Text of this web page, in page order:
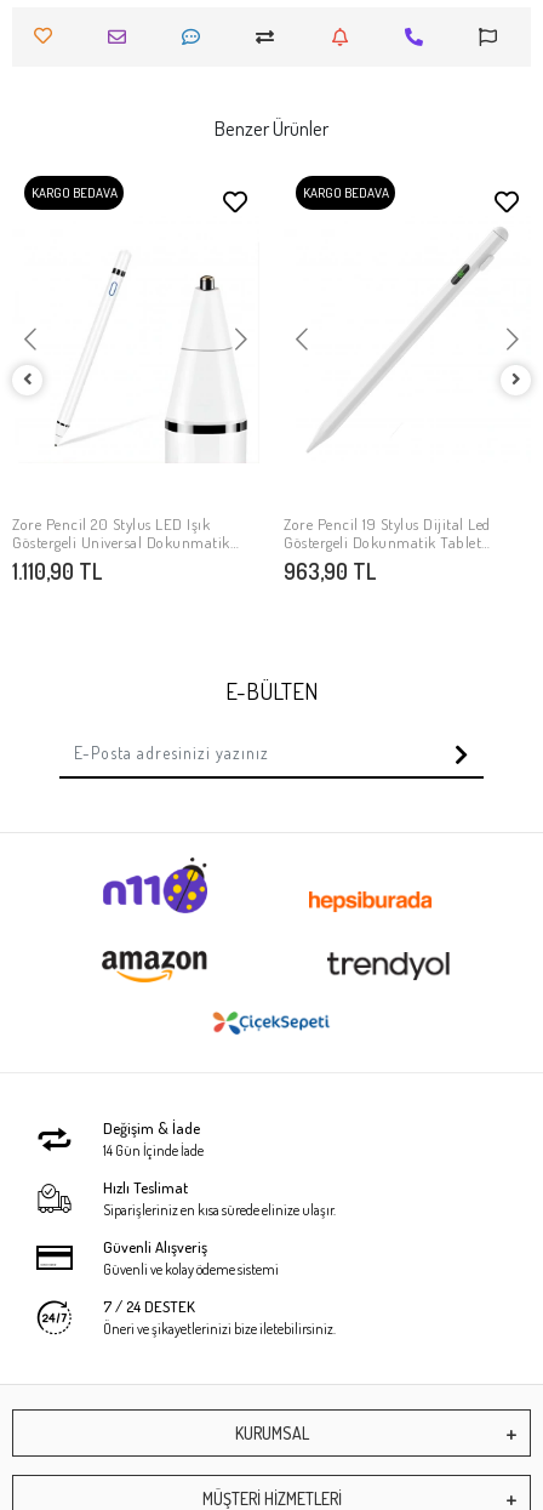
Benzer Ürünler
KARGO BEDAVA
SEPETE EKLE
Zore Pencil 20 Stylus LED Işık
Göstergeli Universal Dokunmatik
Tablet Kalemi
1.110,90 TL
KARGO BEDAVA
SEPETE EKLE
Zore Pencil 19 Stylus Dijital Led
Göstergeli Dokunmatik Tablet
Kalemi
963,90 TL
E-BÜLTEN
Değişim & İade
14 Gün İçinde İade
Hızlı Teslimat
Siparişleriniz en kısa sürede elinize ulaşır.
Güvenli Alışveriş
Güvenli ve kolay ödeme sistemi
7 / 24 DESTEK
Öneri ve şikayetlerinizi bize iletebilirsiniz.
KURUMSAL
MÜŞTERİ HİZMETLERİ